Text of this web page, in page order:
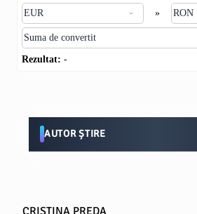
»
Rezultat: -
AUTOR ȘTIRE
CRISTINA PREDA